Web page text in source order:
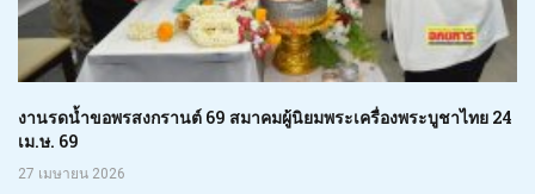
งานรดน้ำขอพรสงกรานต์ 69 สมาคมผู้นิยมพระเครื่องพระบูชาไทย 24
เม.ษ. 69
27 เมษายน 2026